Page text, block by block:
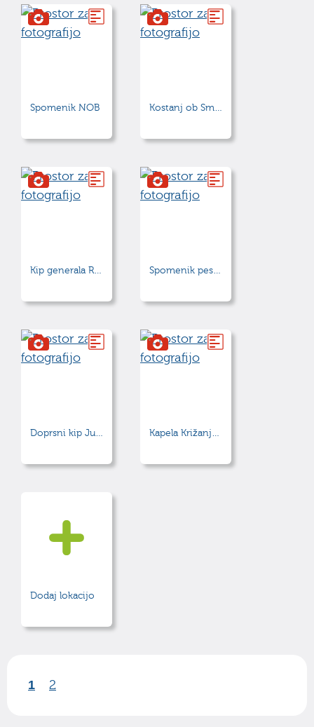
Spomenik NOB Kostanj ob Smoletovem gradiču
Kip generala Rudolfa Maistra Spomenik pesniku Antonu Medvedu
Doprsni kip Jurija Starovasnika Kapela Križanja Gospodovega
Dodaj lokacijo
1 2